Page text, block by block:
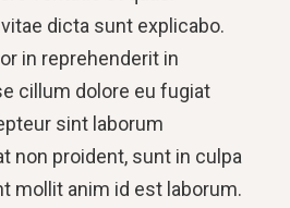
dicta sunt explicabo.
in reprehenderit in
cillum dolore eu fugiat
sint laborum
non proident, sunt in culpa
mollit anim id est laborum.